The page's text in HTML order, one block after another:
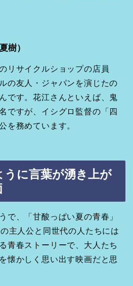
樹）
リサイクルショップの店員
の友人・ジャパンを演じたの
です。花江さんといえば、鬼
ですが、イシグロ監督の「四
を務めています。
うに言葉が湧き上が
で、「甘酸っぱい夏の青春」
主人公と同世代の人たちには
青春ストーリーで、大人たち
懐かしく思い出す映画だと思